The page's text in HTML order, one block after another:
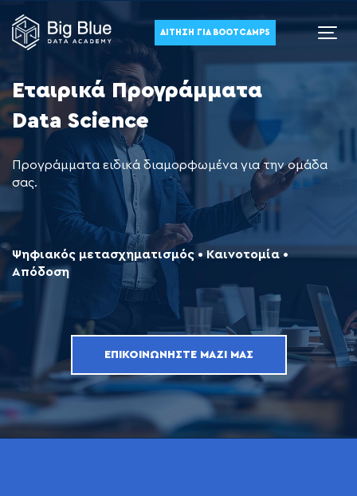
ΑΊΤΗΣΗ ΓΙΑ BOOTCAMPS
Εταιρικά Προγράμματα
Data Science
Προγράμματα ειδικά διαμορφωμένα για την ομάδα
σας.
Ψηφιακός μετασχηματισμός • Καινοτομία •
Απόδοση
ΕΠΙΚΟΙΝΩΝΉΣΤΕ ΜΑΖΊ ΜΑΣ